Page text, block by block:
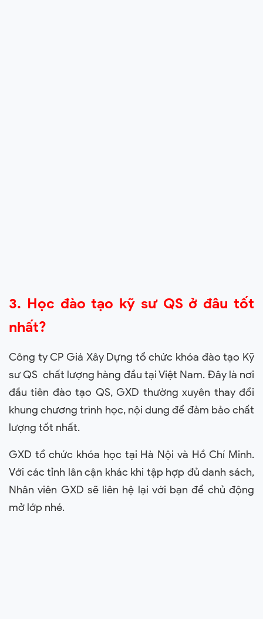
3. Học đào tạo kỹ sư QS ở đâu tốt
nhất?
Công ty CP Giá Xây Dựng tổ chức khóa đào tạo Kỹ
sư QS chất lượng hàng đầu tại Việt Nam. Đây là nơi
đầu tiên đào tạo QS, GXD thường xuyên thay đổi
khung chương trình học, nội dung để đảm bảo chất
lượng tốt nhất.
GXD tổ chức khóa học tại Hà Nội và Hồ Chí Minh.
Với các tỉnh lân cận khác khi tập hợp đủ danh sách,
Nhân viên GXD sẽ liên hệ lại với bạn để chủ động
mở lớp nhé.